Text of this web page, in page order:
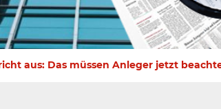
aus: Das müssen Anleger jetzt